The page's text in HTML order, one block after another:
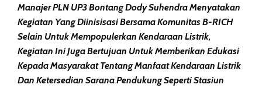
Manajer PLN UP3 Bontang Dody Suhendra Menyatakan
Kegiatan Yang Diinisisasi Bersama Komunitas B-RICH
Selain Untuk Mempopulerkan Kendaraan Listrik,
Kegiatan Ini Juga Bertujuan Untuk Memberikan Edukasi
Kepada Masyarakat Tentang Manfaat Kendaraan Listrik
Dan Ketersedian Sarana Pendukung Seperti Stasiun